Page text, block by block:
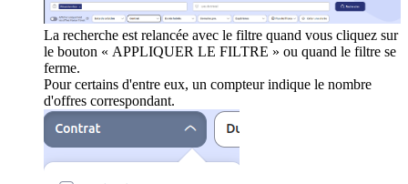
La recherche est relancée avec le filtre quand vous cliquez sur
le bouton « APPLIQUER LE FILTRE » ou quand le filtre se
ferme.
Pour certains d'entre eux, un compteur indique le nombre
d'offres correspondant.